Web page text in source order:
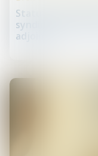
Statut de
syndicats à
adjoints